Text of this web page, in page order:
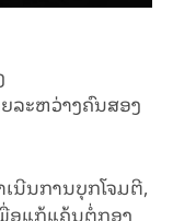
ລະ​ຫວ່າງ​ຄົນ​ສອງ​
ເນີນ​ການ​ບຸກ​ໂຈມ​ຕີ​,​
ອແກ້ແຄ້ນຕໍ່ກອງ